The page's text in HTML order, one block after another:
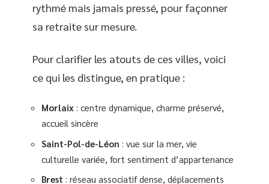
rythmé mais jamais pressé, pour façonner
sa retraite sur mesure.
Pour clarifier les atouts de ces villes, voici
ce qui les distingue, en pratique :
Morlaix : centre dynamique, charme préservé,
accueil sincère
Saint-Pol-de-Léon : vue sur la mer, vie
culturelle variée, fort sentiment d’appartenance
Brest : réseau associatif dense, déplacements